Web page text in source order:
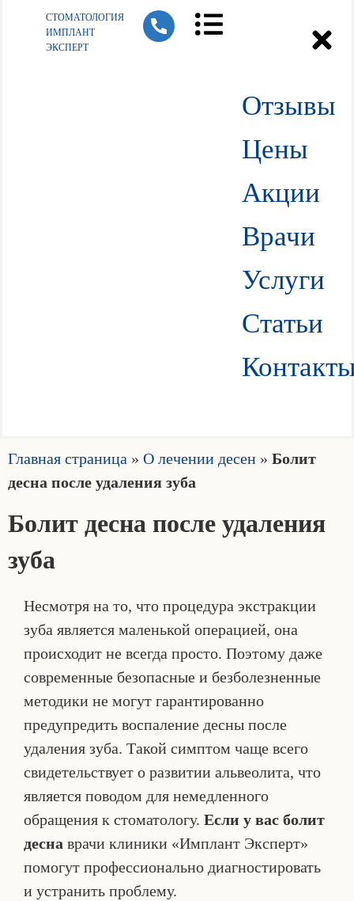
СТОМАТОЛОГИЯ
ИМПЛАНТ
ЭКСПЕРТ
Отзывы
Цены
Акции
Врачи
Услуги
Статьи
Главная страница » О лечении десен » Болит
десна после удаления зуба
Болит десна после удаления
зуба
Несмотря на то, что процедура экстракции
зуба является маленькой операцией, она
происходит не всегда просто. Поэтому даже
современные безопасные и безболезненные
методики не могут гарантированно
предупредить воспаление десны после
удаления зуба. Такой симптом чаще всего
свидетельствует о развитии альвеолита, что
является поводом для немедленного
обращения к стоматологу. Если у вас болит
десна врачи клиники «Имплант Эксперт»
помогут профессионально диагностировать
и устранить проблему.